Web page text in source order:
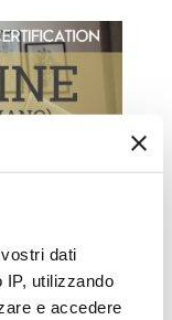
dati
IP, utilizzando
e accedere
Coaching®
per